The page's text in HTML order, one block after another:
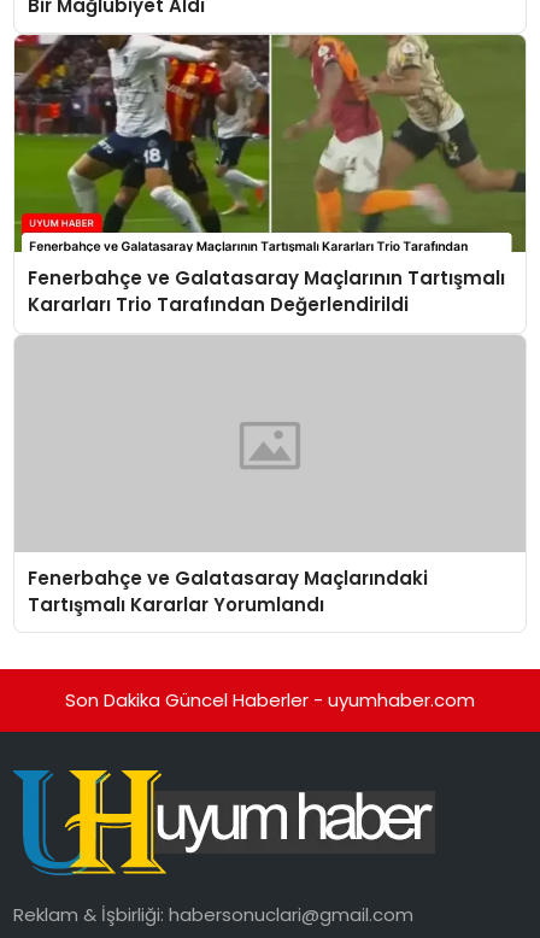
Bir Mağlubiyet Aldı
Fenerbahçe ve Galatasaray Maçlarının Tartışmalı
Kararları Trio Tarafından Değerlendirildi
Fenerbahçe ve Galatasaray Maçlarındaki
Tartışmalı Kararlar Yorumlandı
Son Dakika Güncel Haberler - uyumhaber.com
Reklam & İşbirliği:habersonuclari@gmail.com